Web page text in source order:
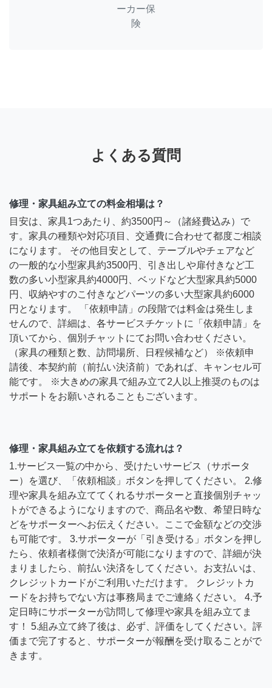
ーカー保
険
よくある質問
修理・家具組み立ての料金相場は？
目安は、家具1つあたり、約3500円～（諸経費込み）で
す。家具の種類や対応項目、交通費に合わせて都度ご相談
になります。 その他目安として、テーブルやチェアなど
の一般的な小型家具約3500円、引き出しや扉付きなど工
数の多い小型家具約4000円、ベッドなど大型家具約5000
円、収納やすのこ付きなどパーツの多い大型家具約6000
円となります。 「依頼申請」の段階では料金は発生しま
せんので、詳細は、各サービスチケットに「依頼申請」を
頂いてから、個別チャットにてお問い合わせください。
（家具の種類と数、訪問場所、日程候補など） ※依頼申
請後、本契約前（前払い決済前）であれば、キャンセル可
能です。 ※大きめの家具で組み立て2人以上推奨のものは
サポートをお願いされることもございます。
修理・家具組み立てを依頼する流れは？
1.サービス一覧の中から、受けたいサービス（サポータ
ー）を選び、「依頼相談」ボタンを押してください。 2.修
理や家具を組み立ててくれるサポーターと直接個別チャッ
トができるようになりますので、商品名や数、希望日時な
どをサポーターへお伝えください。ここで金額などの交渉
も可能です。 3.サポーターが「引き受ける」ボタンを押し
たら、依頼者様側で決済が可能になりますので、詳細が決
まりましたら、前払い決済をしてください。お支払いは、
クレジットカードがご利用いただけます。 クレジットカ
ードをお持ちでない方は事務局までご連絡ください。 4.予
定日時にサポーターが訪問して修理や家具を組み立てま
す！ 5.組み立て終了後は、必ず、評価をしてください。評
価まで完了すると、サポーターが報酬を受け取ることがで
きます。